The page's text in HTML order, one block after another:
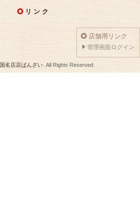
リ ン ク
店舗用リンク
管理画面ログイン
名店店ばんざい . All Rights Reserved.